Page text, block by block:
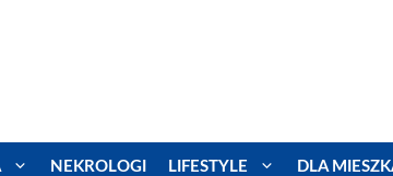
NEKROLOGI LIFESTYLE DLA